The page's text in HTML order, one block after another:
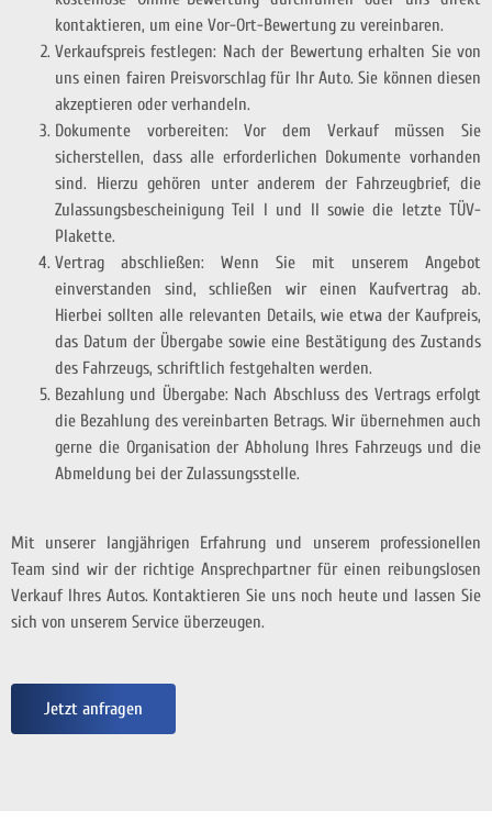
kontaktieren, um eine Vor-Ort-Bewertung zu vereinbaren.
Verkaufspreis festlegen: Nach der Bewertung erhalten Sie von
uns einen fairen Preisvorschlag für Ihr Auto. Sie können diesen
akzeptieren oder verhandeln.
Dokumente vorbereiten: Vor dem Verkauf müssen Sie
sicherstellen, dass alle erforderlichen Dokumente vorhanden
sind. Hierzu gehören unter anderem der Fahrzeugbrief, die
Zulassungsbescheinigung Teil I und II sowie die letzte TÜV-
Plakette.
Vertrag abschließen: Wenn Sie mit unserem Angebot
einverstanden sind, schließen wir einen Kaufvertrag ab.
Hierbei sollten alle relevanten Details, wie etwa der Kaufpreis,
das Datum der Übergabe sowie eine Bestätigung des Zustands
des Fahrzeugs, schriftlich festgehalten werden.
Bezahlung und Übergabe: Nach Abschluss des Vertrags erfolgt
die Bezahlung des vereinbarten Betrags. Wir übernehmen auch
gerne die Organisation der Abholung Ihres Fahrzeugs und die
Abmeldung bei der Zulassungsstelle.
Mit unserer langjährigen Erfahrung und unserem professionellen
Team sind wir der richtige Ansprechpartner für einen reibungslosen
Verkauf Ihres Autos. Kontaktieren Sie uns noch heute und lassen Sie
sich von unserem Service überzeugen.
Jetzt anfragen